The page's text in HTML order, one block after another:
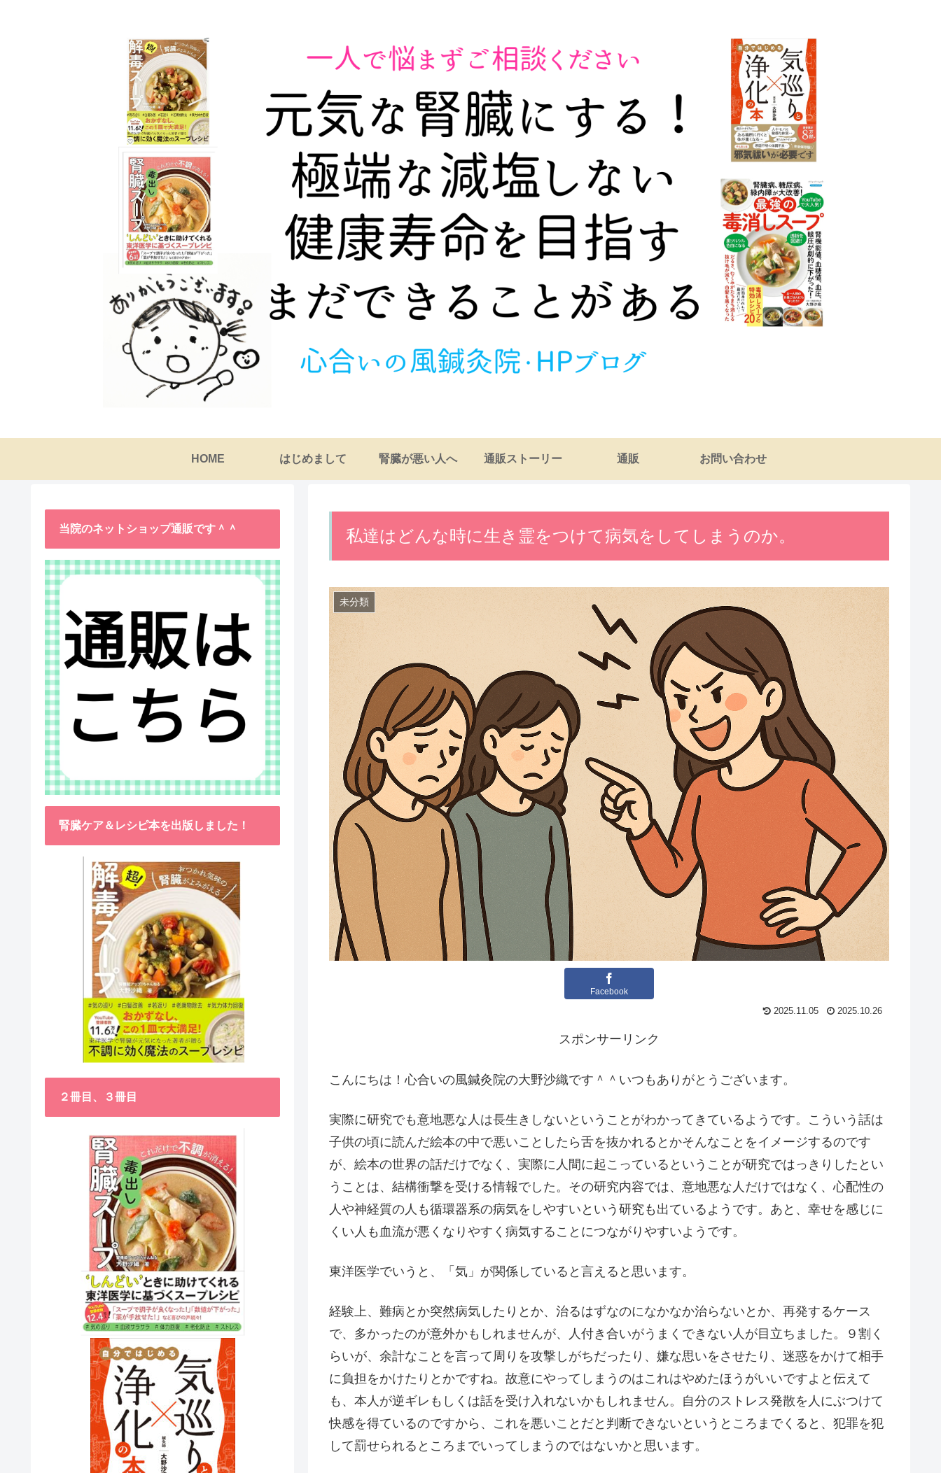
HOME はじめまして 腎臓が悪い人へ 通販ストーリー 通販 お問い合わせ
私達はどんな時に生き霊をつけて病気をしてしまうのか。
未分類
Facebook
2025.11.05 2025.10.26
スポンサーリンク
こんにちは！心合いの風鍼灸院の大野沙織です＾＾いつもありがとうございます。
実際に研究でも意地悪な人は長生きしないということがわかってきているようです。こういう話は
子供の頃に読んだ絵本の中で悪いことしたら舌を抜かれるとかそんなことをイメージするのです
が、絵本の世界の話だけでなく、実際に人間に起こっているということが研究ではっきりしたとい
うことは、結構衝撃を受ける情報でした。その研究内容では、意地悪な人だけではなく、心配性の
人や神経質の人も循環器系の病気をしやすいという研究も出ているようです。あと、幸せを感じに
くい人も血流が悪くなりやすく病気することにつながりやすいようです。
東洋医学でいうと、「気」が関係していると言えると思います。
経験上、難病とか突然病気したりとか、治るはずなのになかなか治らないとか、再発するケース
で、多かったのが意外かもしれませんが、人付き合いがうまくできない人が目立ちました。９割く
らいが、余計なことを言って周りを攻撃しがちだったり、嫌な思いをさせたり、迷惑をかけて相手
に負担をかけたりとかですね。故意にやってしまうのはこれはやめたほうがいいですよと伝えて
も、本人が逆ギレもしくは話を受け入れないかもしれません。自分のストレス発散を人にぶつけて
快感を得ているのですから、これを悪いことだと判断できないというところまでくると、犯罪を犯
して罰せられるところまでいってしまうのではないかと思います。
当院のネットショップ通販です＾＾
腎臓ケア＆レシピ本を出版しました！
２冊目、３冊目